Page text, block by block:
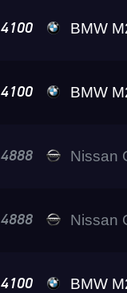
4100 BMW
4100 BMW
4888 Nissan GT-R
4888 Nissan GT-R
4100 BMW